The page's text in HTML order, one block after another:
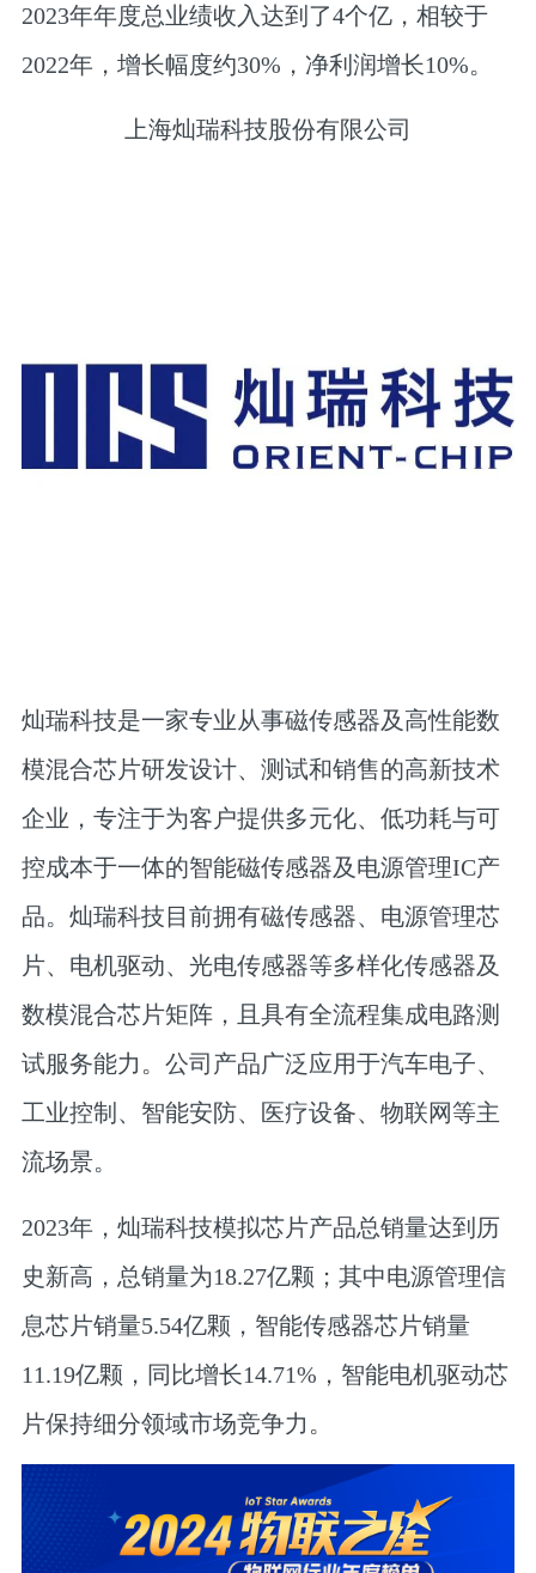
2023年年度总业绩收入达到了4个亿，相较于
2022年，增长幅度约30%，净利润增长10%。
上海灿瑞科技股份有限公司
灿瑞科技是一家专业从事磁传感器及高性能数
模混合芯片研发设计、测试和销售的高新技术
企业，专注于为客户提供多元化、低功耗与可
控成本于一体的智能磁传感器及电源管理IC产
品。灿瑞科技目前拥有磁传感器、电源管理芯
片、电机驱动、光电传感器等多样化传感器及
数模混合芯片矩阵，且具有全流程集成电路测
试服务能力。公司产品广泛应用于汽车电子、
工业控制、智能安防、医疗设备、物联网等主
流场景。
2023年，灿瑞科技模拟芯片产品总销量达到历
史新高，总销量为18.27亿颗；其中电源管理信
息芯片销量5.54亿颗，智能传感器芯片销量
11.19亿颗，同比增长14.71%，智能电机驱动芯
片保持细分领域市场竞争力。